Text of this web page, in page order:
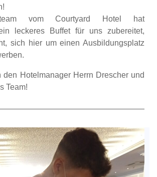
vom Courtyard Hotel hat
leckeres Buffet für uns zubereitet,
sich hier um einen Ausbildungsplatz
Hotelmanager Herrn Drescher und
Team!